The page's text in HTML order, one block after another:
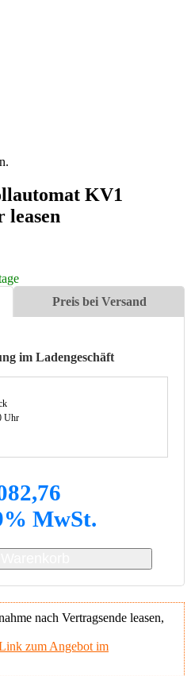
KV1
leasen
Preis bei Versand
im Ladengeschäft
Uhr
MwSt.
nach Vertragsende leasen,
zum Angebot im